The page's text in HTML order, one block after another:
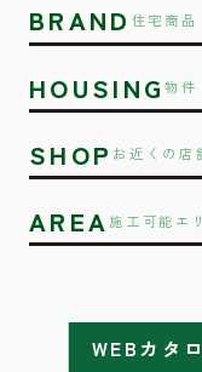
BRAND 住宅商品
HOUSING物件
SHOP お近くの店
AREA施工可能エ
WEBカタ